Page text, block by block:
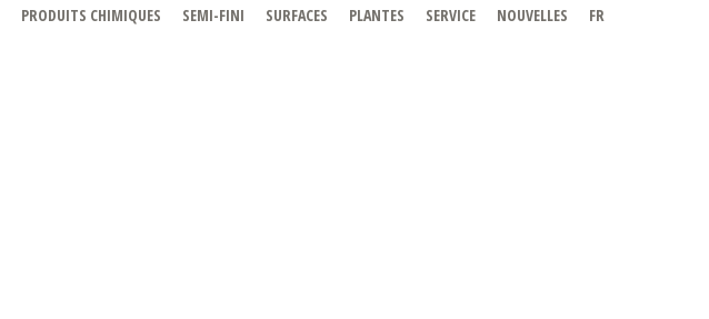
PRODUITS CHIMIQUES SEMI-FINI SURFACES PLANTES SERVICE NOUVELLES FR